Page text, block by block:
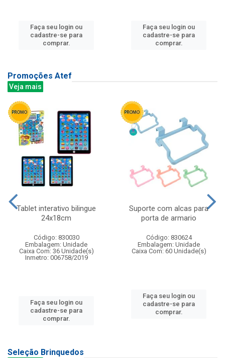
Faça seu login ou
cadastre-se para
comprar.
Faça seu login ou
cadastre-se para
comprar.
Promoções Atef
Veja mais
Tablet interativo bilingue
24x18cm
Código: 830030
Embalagem: Unidade
Caixa Com: 36 Unidade(s)
Inmetro: 006758/2019
Faça seu login ou
cadastre-se para
comprar.
Suporte com alcas para
porta de armario
Código: 830624
Embalagem: Unidade
Caixa Com: 60 Unidade(s)
Faça seu login ou
cadastre-se para
comprar.
Seleção Brinquedos